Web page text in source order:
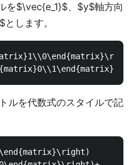
を$\vec{e_1}$、$y$軸方向
します。
ルを代数式のスタイルで記